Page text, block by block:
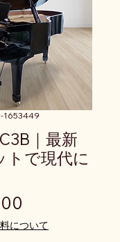
1653449
｜最新
トで現代に
について